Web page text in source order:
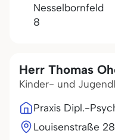
Nesselbornfeld
8
Herr Thomas
Kinder- und
Praxis Dipl.-
Louisenstraße 28